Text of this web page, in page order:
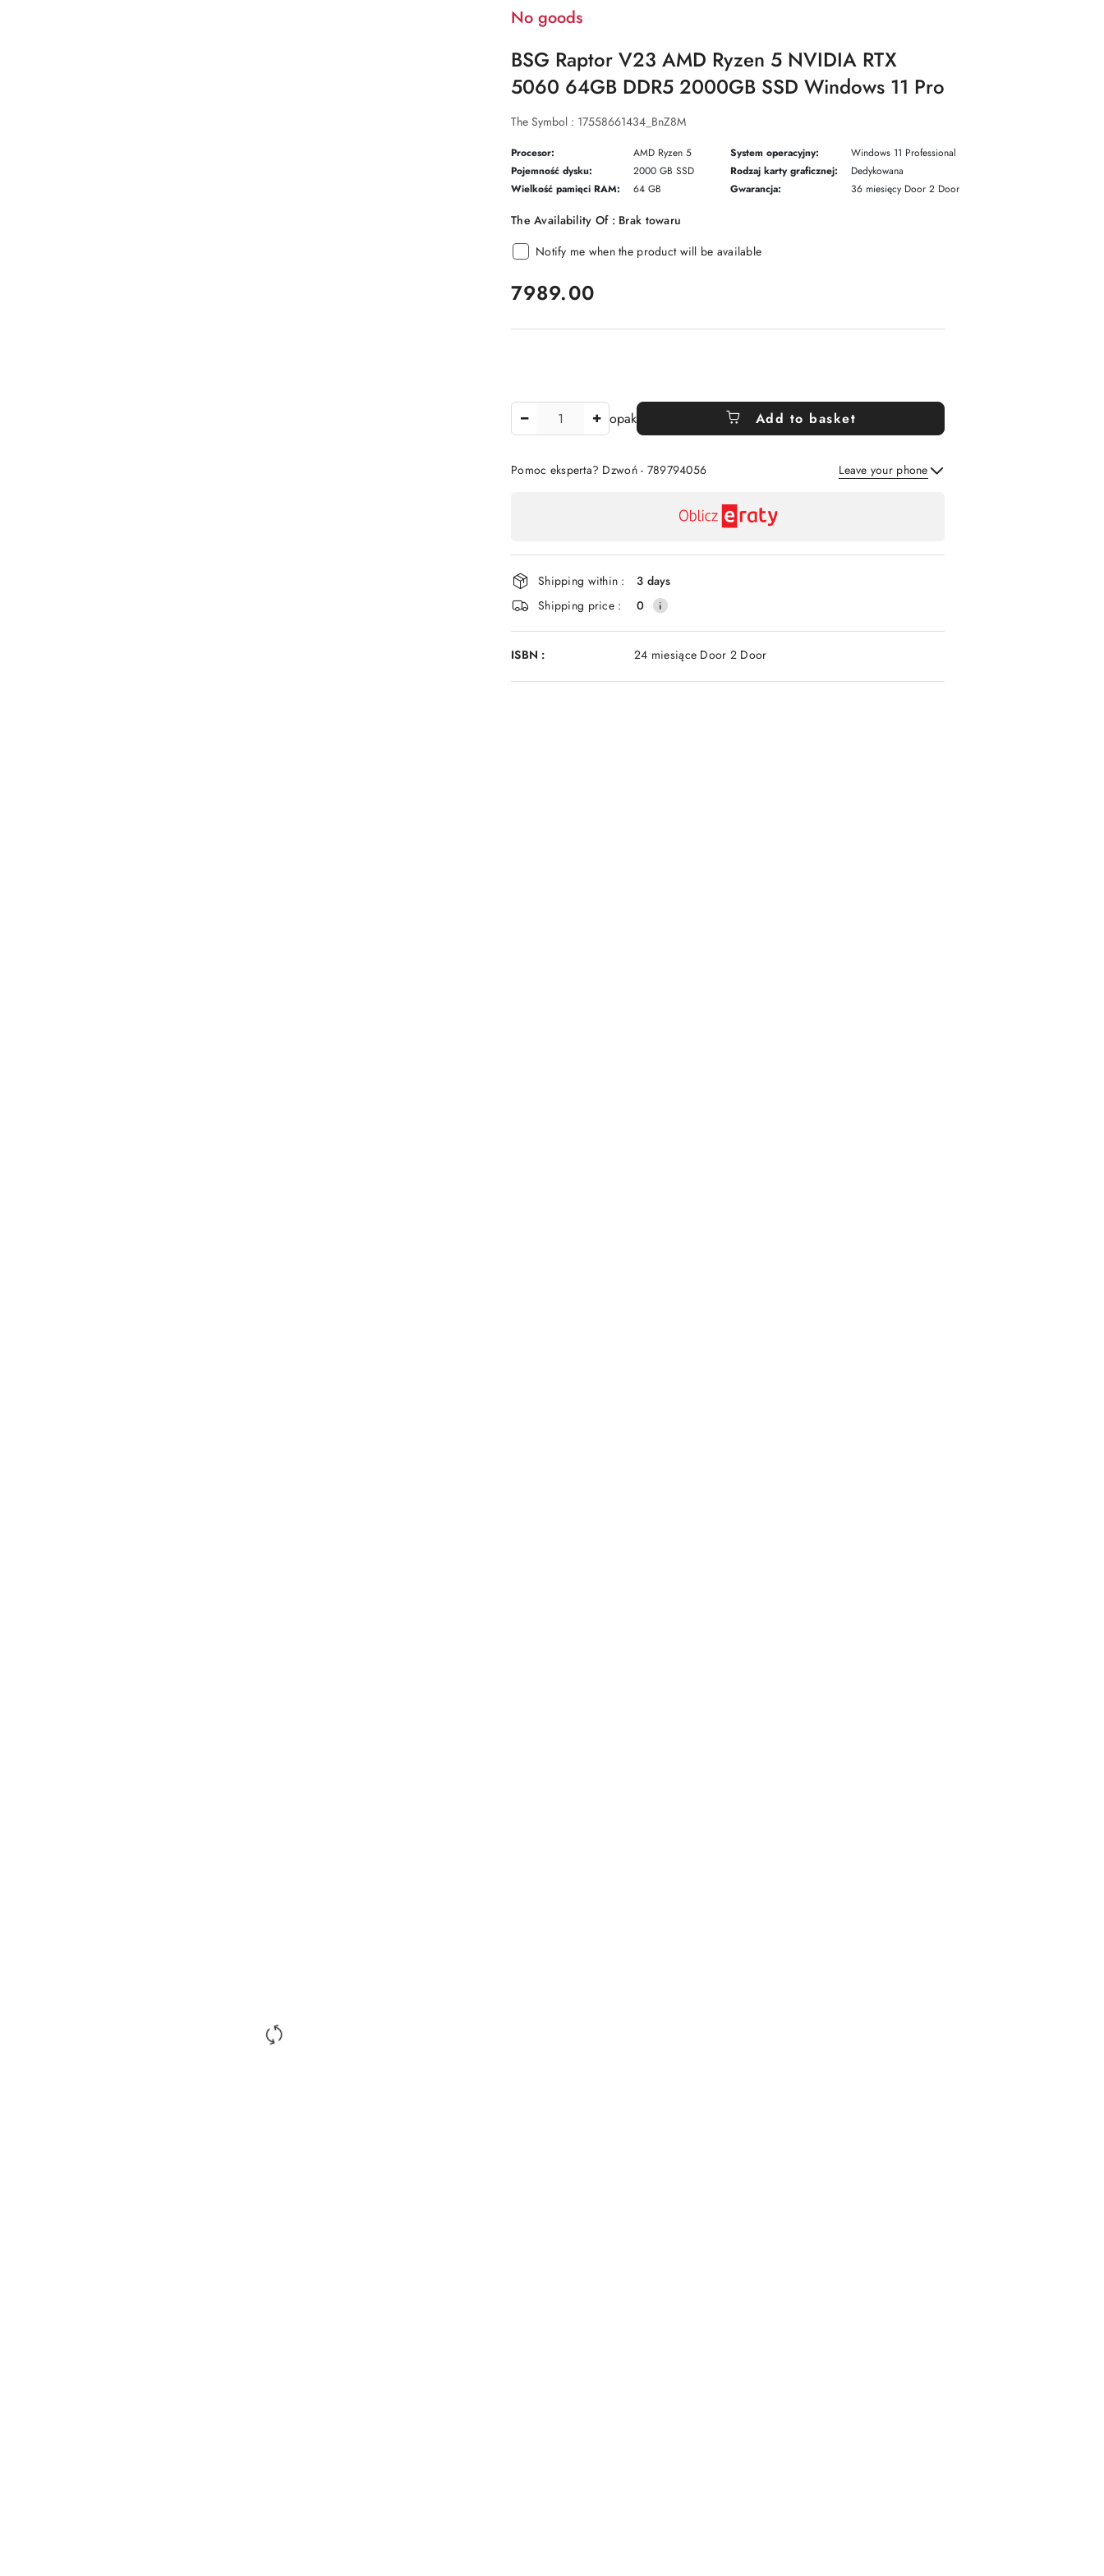
No goods
BSG Raptor V23 AMD Ryzen 5 NVIDIA RTX
5060 64GB DDR5 2000GB SSD Windows 11 Pro
The Symbol : 17558661434_BnZ8M
Procesor: AMD Ryzen 5 System operacyjny:
Windows 11 Professional
Pojemność dysku:
2000 GB SSD Rodzaj karty graficznej:
Dedykowana
Wielkość pamięci RAM:
64 GB Gwarancja: 36 miesięcy Door 2 Door
The Availability Of : Brak towaru
Notify me when the product will be available
price:
7989.00
Amount
opak Add to basket
Pomoc eksperta? Dzwoń - 789794056 Leave your phone
and
delivery
Shipping within :
3 days
Shipping price :
0
ISBN : 24 miesiące Door 2 Door